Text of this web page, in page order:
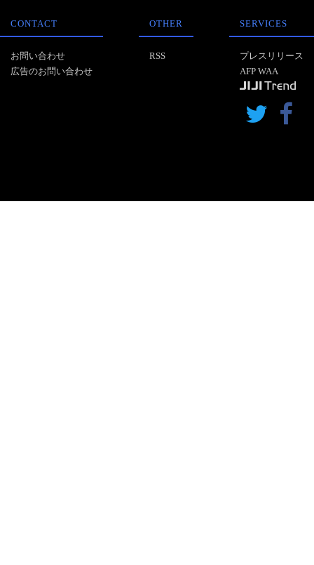
CONTACT
お問い合わせ
広告のお問い合わせ
OTHER
RSS
SERVICES
プレスリリース
AFP WAA